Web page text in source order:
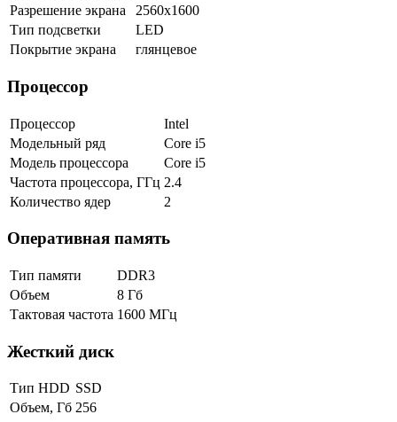
Разрешение экрана
2560x1600
Тип подсветки
LED
Покрытие экрана
глянцевое
Процессор
Процессор
Intel
Модельный ряд
Core i5
Модель процессора
Core i5
Частота процессора, ГГц 2.4
Количество ядер
2
Оперативная память
Тип памяти
DDR3
Объем
8 Гб
Тактовая частота 1600 МГц
Жесткий диск
Тип HDD SSD
Объем, Гб 256